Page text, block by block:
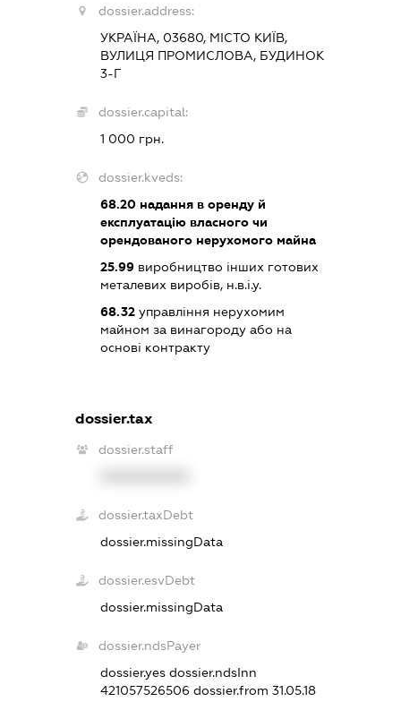
dossier.address:
УКРАЇНА, 03680, МІСТО КИЇВ,
ВУЛИЦЯ ПРОМИСЛОВА, БУДИНОК
3-Г
dossier.capital:
1 000 грн.
dossier.kveds:
68.20 надання в оренду й
експлуатацію власного чи
орендованого нерухомого майна
25.99 виробництво інших готових
металевих виробів, н.в.і.у.
68.32 управління нерухомим
майном за винагороду або на
основі контракту
dossier.tax
dossier.staff
dossier.taxDebt
dossier.missingData
dossier.esvDebt
dossier.missingData
dossier.ndsPayer
dossier.yesdossier.ndsInn
421057526506dossier.from 31.05.18